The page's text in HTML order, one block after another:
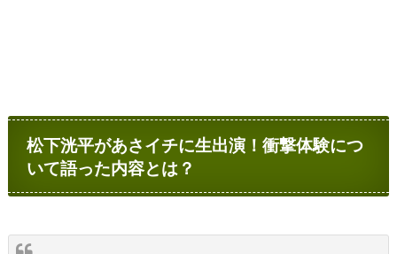
松下洸平があさイチに生出演！衝撃体験につ
いて語った内容とは？